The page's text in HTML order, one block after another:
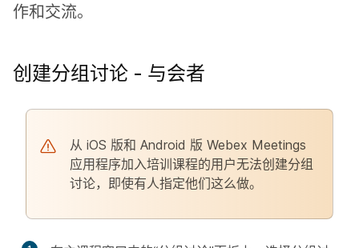
作和交流。
创建分组讨论 - 与会者
从 iOS 版和 Android 版 Webex Meetings
应用程序加入培训课程的用户无法创建分组
讨论，即使有人指定他们这么做。